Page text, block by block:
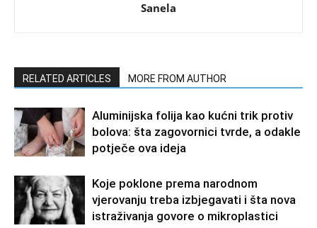
Sanela
RELATED ARTICLES MORE FROM AUTHOR
Aluminijska folija kao kućni trik protiv
bolova: šta zagovornici tvrde, a odakle
potječe ova ideja
Koje poklone prema narodnom
vjerovanju treba izbjegavati i šta nova
istraživanja govore o mikroplastici